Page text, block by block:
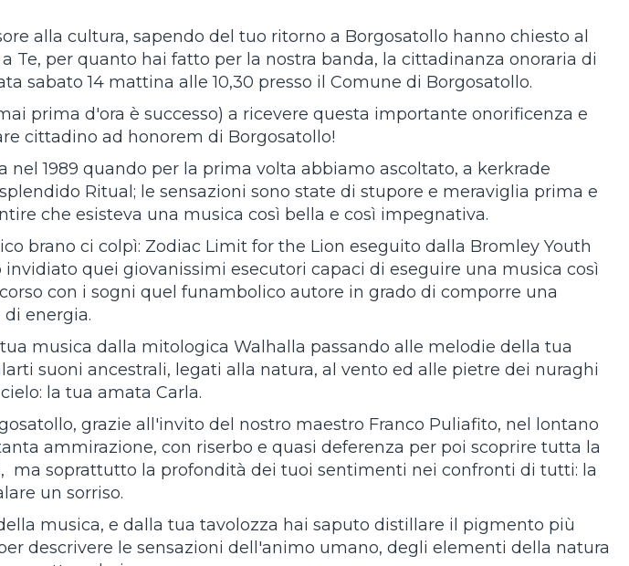
alla cultura, sapendo del tuo ritorno a Borgosatollo hanno chiesto al
Te, per quanto hai fatto per la nostra banda, la cittadinanza onoraria di
sabato 14 mattina alle 10,30 presso il Comune di Borgosatollo.
prima d'ora è successo) a ricevere questa importante onorificenza e
cittadino ad honorem di Borgosatollo!
1989 quando per la prima volta abbiamo ascoltato, a kerkrade
Ritual; le sensazioni sono state di stupore e meraviglia prima e
che esisteva una musica così bella e così impegnativa.
brano ci colpì: Zodiac Limit for the Lion eseguito dalla Bromley Youth
quei giovanissimi esecutori capaci di eseguire una musica così
con i sogni quel funambolico autore in grado di comporre una
energia.
musica dalla mitologica Walhalla passando alle melodie della tua
suoni ancestrali, legati alla natura, al vento ed alle pietre dei nuraghi
la tua amata Carla.
grazie all'invito del nostro maestro Franco Puliafito, nel lontano
ammirazione, con riserbo e quasi deferenza per poi scoprire tutta la
ma soprattutto la profondità dei tuoi sentimenti nei confronti di tutti: la
un sorriso.
musica, e dalla tua tavolozza hai saputo distillare il pigmento più
descrivere le sensazioni dell'animo umano, degli elementi della natura